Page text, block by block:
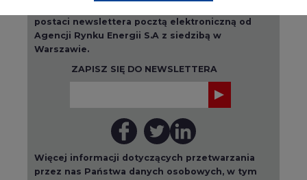
Raporty branżowe